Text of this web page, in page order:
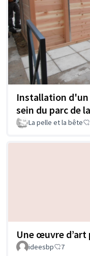
Installation d'un
sein du parc de
La pelle et la bête
Une œuvre d’art
ideesbp 7